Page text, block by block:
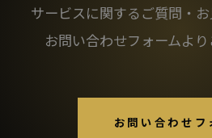
サービスに関するご質問・お
お問い合わせフォームより
お問い合わせフ